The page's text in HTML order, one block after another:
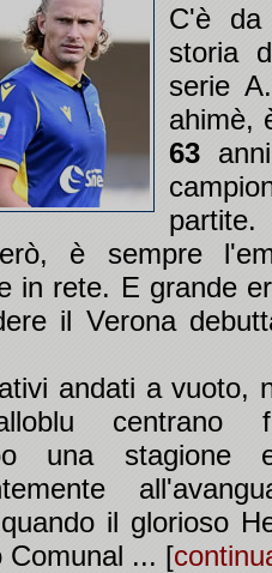
C'è da
storia
serie
ahimè,
63
è sempre
in rete. E grande
il Verona
andati a vuoto,
centrano
una stagione
il glorioso
Comunal ... [